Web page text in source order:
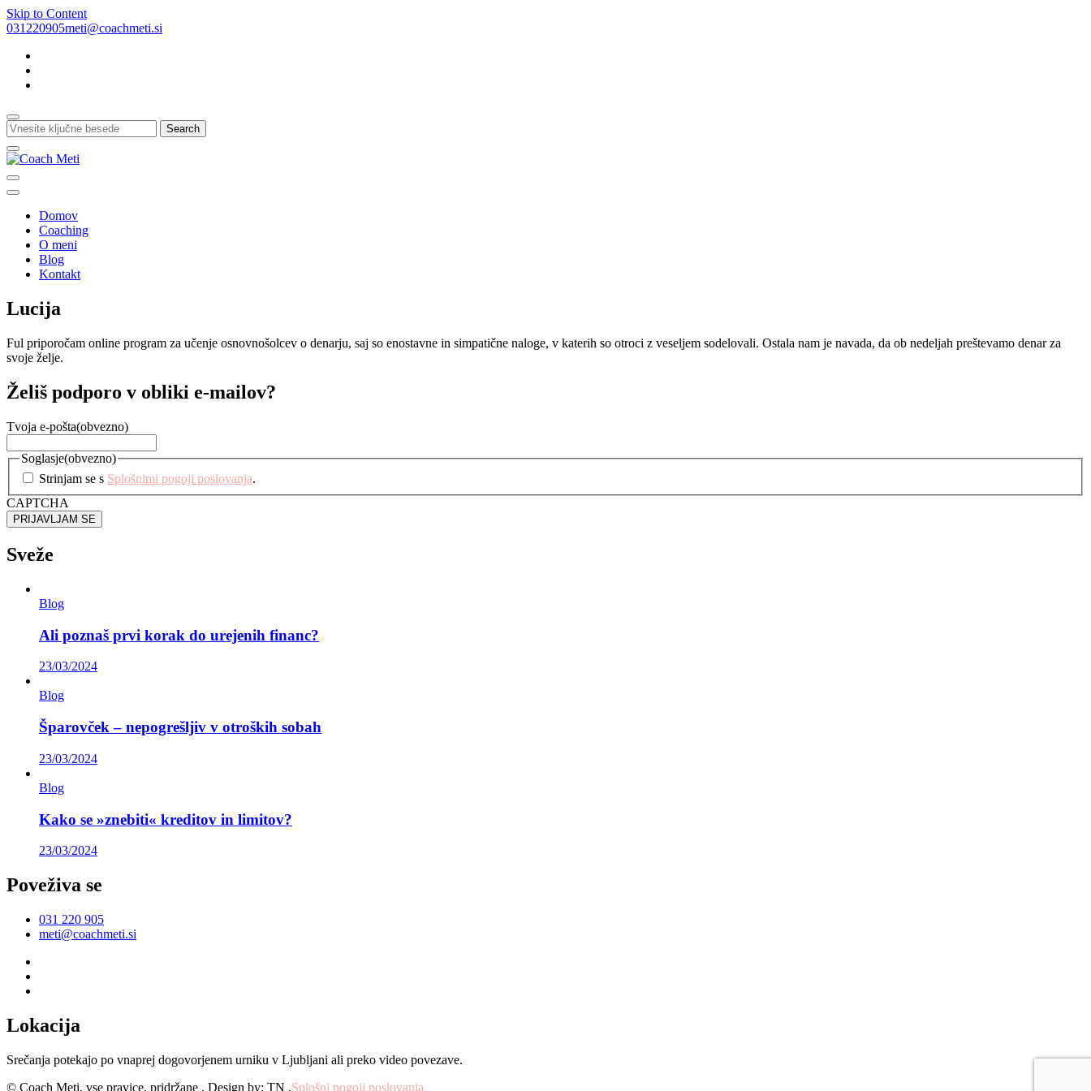
Skip to Content
031220905meti@coachmeti.si
Kaj
želite
najti?
Coach Meti
Domov
Coaching
O meni
Blog
Kontakt
Lucija
Ful priporočam online program za učenje osnovnošolcev o denarju, saj so enostavne in simpatične naloge, v katerih so otroci z veseljem sodelovali. Ostala nam je navada, da ob nedeljah preštevamo denar za
svoje želje.
Želiš podporo v obliki e-mailov?
Tvoja e-pošta(obvezno)
Soglasje(obvezno)
Strinjam se s Splošnimi pogoji poslovanja.
CAPTCHA
Sveže
Blog
Ali poznaš prvi korak do urejenih financ?
23/03/2024
Blog
Šparovček – nepogrešljiv v otroških sobah
23/03/2024
Blog
Kako se »znebiti« kreditov in limitov?
23/03/2024
Poveživa se
031 220 905
meti@coachmeti.si
Lokacija
Srečanja potekajo po vnaprej dogovorjenem urniku v Ljubljani ali preko video povezave.
© Coach Meti, vse pravice, pridržane . Design by: TN .Splošni pogoji poslovanja